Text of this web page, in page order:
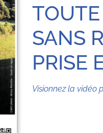
SANS
PRISE
Visionnez la vidéo